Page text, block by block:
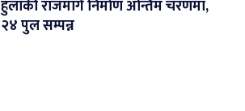
हुलाकी राजमार्ग निर्माण अन्तिम चरणमा,
२४ पुल सम्पन्न